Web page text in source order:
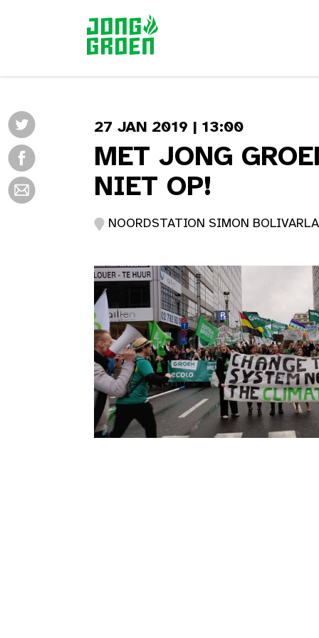
27 JAN 2019 | 13:00
MET JONG
NIET OP!
NOORDSTATION SIMON